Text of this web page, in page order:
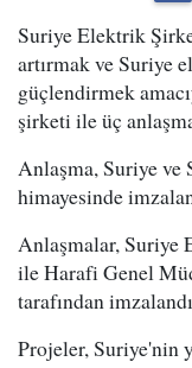
Suriye Elektrik
artırmak ve Suriye
güçlendirmek
şirketi ile üç
Anlaşma, Suriye ve
himayesinde
Anlaşmalar, Suriye
ile Harafi Genel
tarafından
Projeler, Suriye'nin